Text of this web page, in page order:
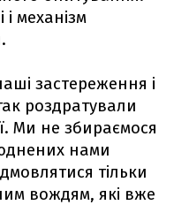
механізм
застереження і
роздратували
Ми не збираємося
нами
тільки
вождям, які вже